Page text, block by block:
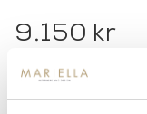
9.150 kr